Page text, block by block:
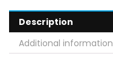
Description
Additional information